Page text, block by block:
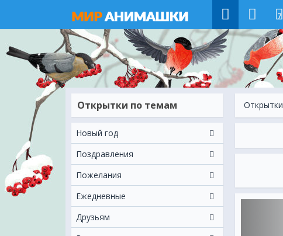
7
Открытки по темам
Новый год
Поздравления
Пожелания
Ежeдневные
Друзьям
Открытки